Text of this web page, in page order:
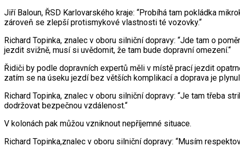
Jiří Baloun, ŘSD Karlovarského kraje: “Probíhá tam pokládka
zároveň se zlepší protismykové vlastnosti té vozovky.“
Richard Topinka, znalec v oboru silniční dopravy: “Jde tam o
jezdit svižně, musí si uvědomit, že tam bude dopravní omezení.“
Řidiči by podle dopravních expertů měli v místě prací jezdit
zatím se na úseku jezdí bez větších komplikací a doprava je
Richard Topinka, znalec v oboru silniční dopravy: “Je tam třeba
dodržovat bezpečnou vzdálenost.“
V kolonách pak můžou vzniknout nepříjemné situace.
Richard Topinka,znalec v oboru silniční dopravy: “Musím